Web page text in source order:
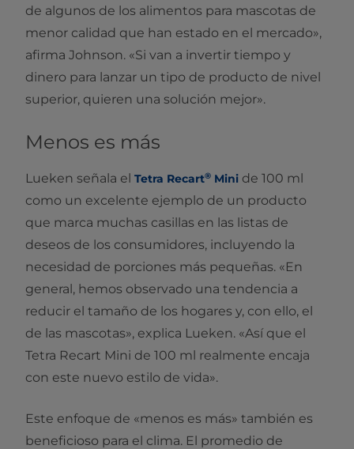
de algunos de los alimentos para mascotas de
menor calidad que han estado en el mercado»,
afirma Johnson. «Si van a invertir tiempo y
dinero para lanzar un tipo de producto de nivel
superior, quieren una solución mejor».
Menos es más
Lueken señala el Tetra Recart® Mini de 100 ml
como un excelente ejemplo de un producto
que marca muchas casillas en las listas de
deseos de los consumidores, incluyendo la
necesidad de porciones más pequeñas. «En
general, hemos observado una tendencia a
reducir el tamaño de los hogares y, con ello, el
de las mascotas», explica Lueken. «Así que el
Tetra Recart Mini de 100 ml realmente encaja
con este nuevo estilo de vida».
Este enfoque de «menos es más» también es
beneficioso para el clima. El promedio de